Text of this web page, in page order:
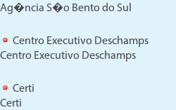
Ag�ncia S�o Bento do Sul
Centro Executivo Deschamps
Centro Executivo Deschamps
Certi
Certi